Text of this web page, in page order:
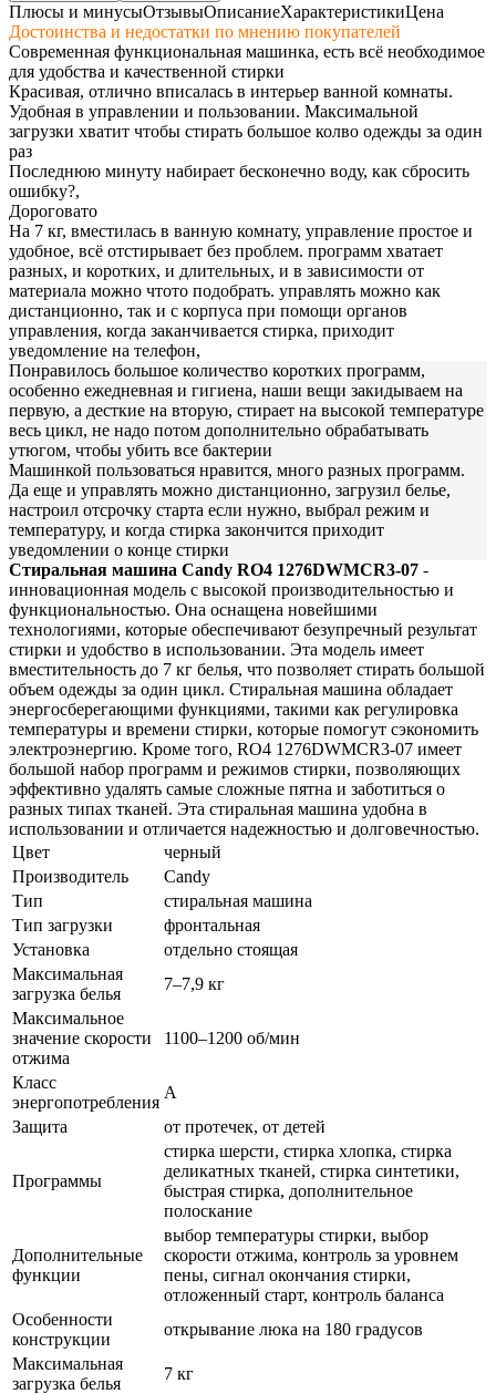
Плюсы и минусыОтзывыОписаниеХарактеристикиЦена
Достоинства и недостатки по мнению покупателей
Современная функциональная машинка, есть всё необходимое
для удобства и качественной стирки
Красивая, отлично вписалась в интерьер ванной комнаты.
Удобная в управлении и пользовании. Максимальной
загрузки хватит чтобы стирать большое колво одежды за один
раз
Последнюю минуту набирает бесконечно воду, как сбросить
ошибку?,
Дороговато
На 7 кг, вместилась в ванную комнату, управление простое и
удобное, всё отстирывает без проблем. программ хватает
разных, и коротких, и длительных, и в зависимости от
материала можно чтото подобрать. управлять можно как
дистанционно, так и с корпуса при помощи органов
управления, когда заканчивается стирка, приходит
уведомление на телефон,
Понравилось большое количество коротких программ,
особенно ежедневная и гигиена, наши вещи закидываем на
первую, а десткие на вторую, стирает на высокой температуре
весь цикл, не надо потом дополнительно обрабатывать
утюгом, чтобы убить все бактерии
Машинкой пользоваться нравится, много разных программ.
Да еще и управлять можно дистанционно, загрузил белье,
настроил отсрочку старта если нужно, выбрал режим и
температуру, и когда стирка закончится приходит
уведомлении о конце стирки
Стиральная машина Candy RO4 1276DWMCR3-07 -
инновационная модель с высокой производительностью и
функциональностью. Она оснащена новейшими
технологиями, которые обеспечивают безупречный результат
стирки и удобство в использовании. Эта модель имеет
вместительность до 7 кг белья, что позволяет стирать большой
объем одежды за один цикл. Стиральная машина обладает
энергосберегающими функциями, такими как регулировка
температуры и времени стирки, которые помогут сэкономить
электроэнергию. Кроме того, RO4 1276DWMCR3-07 имеет
большой набор программ и режимов стирки, позволяющих
эффективно удалять самые сложные пятна и заботиться о
разных типах тканей. Эта стиральная машина удобна в
использовании и отличается надежностью и долговечностью.
Цвет
черный
Производитель
Candy
Тип
стиральная машина
Тип загрузки
фронтальная
Установка
отдельно стоящая
Максимальная
загрузка белья
7–7,9 кг
Максимальное
значение скорости
отжима
1100–1200 об/мин
Класс
энергопотребления
A
Защита
от протечек, от детей
Программы
стирка шерсти, стирка хлопка, стирка
деликатных тканей, стирка синтетики,
быстрая стирка, дополнительное
полоскание
Дополнительные
функции
выбор температуры стирки, выбор
скорости отжима, контроль за уровнем
пены, сигнал окончания стирки,
отложенный старт, контроль баланса
Особенности
конструкции
открывание люка на 180 градусов
Максимальная
загрузка белья
7 кг